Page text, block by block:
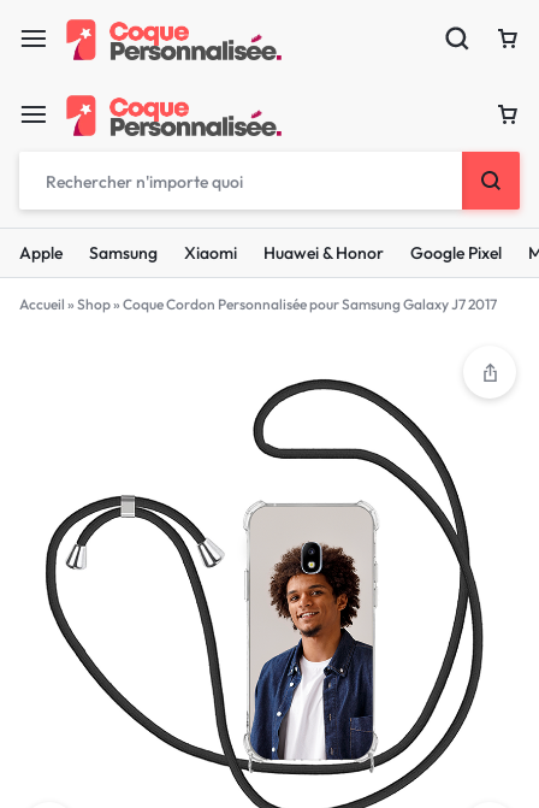
Apple Samsung Xiaomi Huawei & Honor Google Pixel
Accueil » Shop» Coque Cordon Personnalisée pour Samsung Galaxy J7 2017